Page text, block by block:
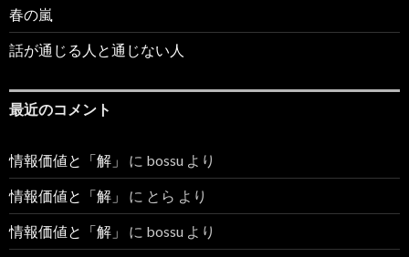
春の嵐
話が通じる人と通じない人
最近のコメント
情報価値と「解」 に bossu より
情報価値と「解」 に とら より
情報価値と「解」 に bossu より